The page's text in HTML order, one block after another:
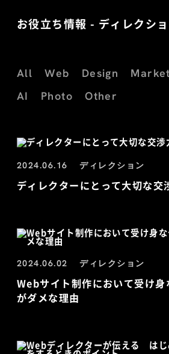
お役立ち情報 - ディレクシ
All Web Design
AI
Photo Other
2024.06.16 ディレクション
ディレクターにとって大切な交
2024.06.02 ディレクション
Webサイト制作において受け
がダメな理由